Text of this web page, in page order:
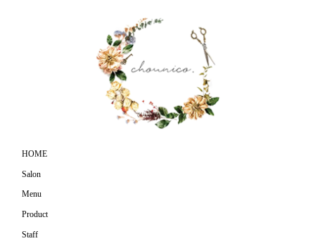
HOME
Salon
Menu
Product
Staff